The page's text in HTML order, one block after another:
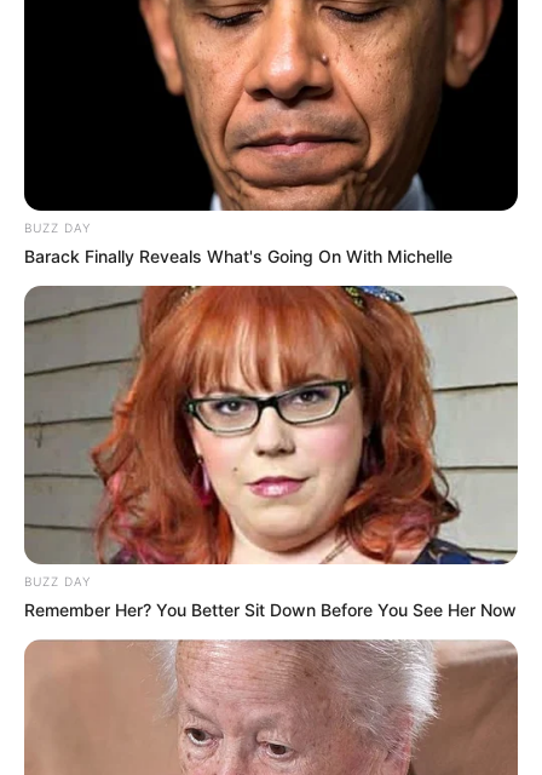
BUZZ DAY
Barack Finally Reveals What's Going On With Michelle
BUZZ DAY
Remember Her? You Better Sit Down Before You See Her Now